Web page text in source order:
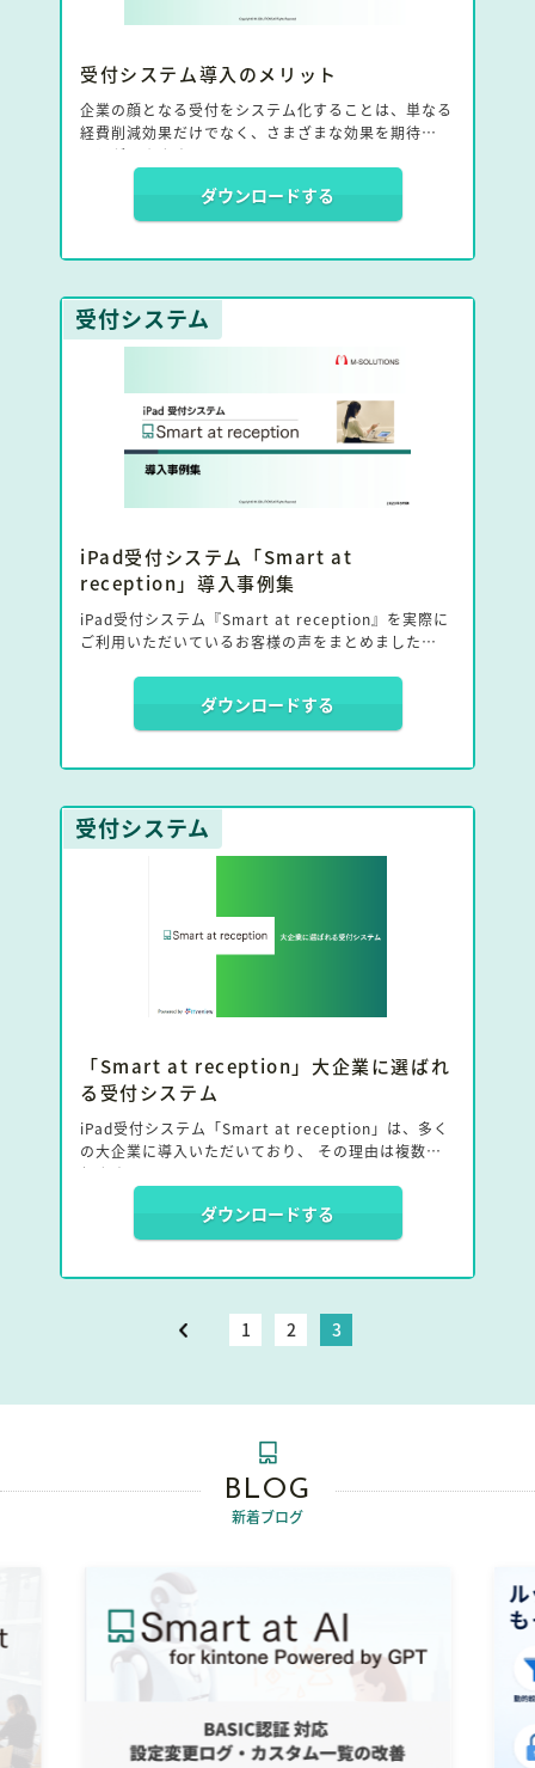
受付システム導入のメリット
企業の顔となる受付をシステム化することは、単なる
経費削減効果だけでなく、さまざまな効果を期待する
ことができます。
テレワークやフリーアドレスなど、現代の働き方の変
化に対応するための柔軟性が求められる中、受付シス
ダウンロードする
受付システム
iPad受付システム「Smart at
reception」導入事例集
iPad受付システム『Smart at reception』を実際に
ご利用いただいているお客様の声をまとめました。
【サービス紹介】
『Smart at reception』は、電話発信およびメー
Microsoft Teams・Facetimeを利用したビデオ通話
も可能です。
テレワークやフリーアドレスなど、新時代の働き方に
ダウンロードする
受付システム
「Smart at reception」大企業に選ばれ
る受付システム
iPad受付システム「Smart at reception」は、多く
の大企業に導入いただいており、 その理由は複数あ
ります。
選ばれる理由1:ユーザー数が多いほどコストがお得
選ばれる理由2:電話受付ができる
これらについて、資料で詳しく解説いたします。
ダウンロードする
1 2 3
BLOG
新着ブログ